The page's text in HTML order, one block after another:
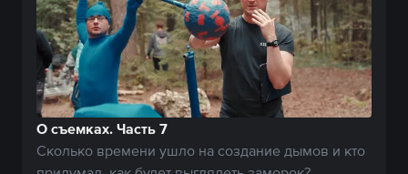
О съемках. Часть 7
Сколько времени ушло на создание дымов и кто